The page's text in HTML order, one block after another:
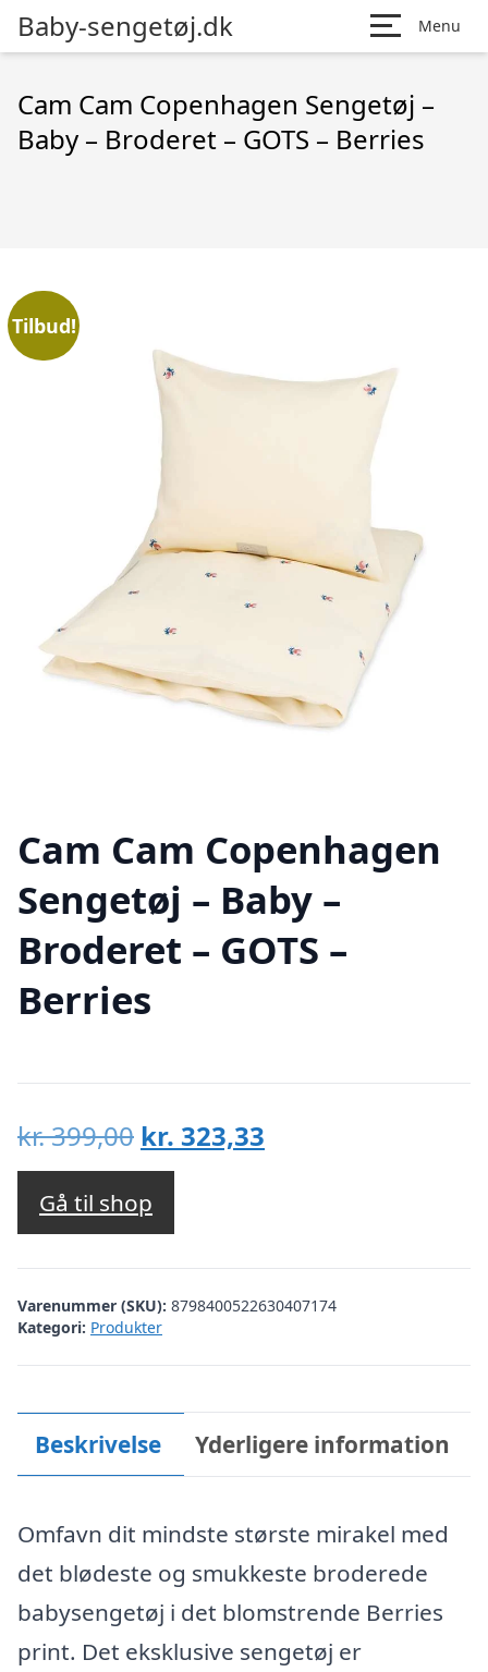
Baby-sengetøj.dk Menu
Cam Cam Copenhagen Sengetøj –
Baby – Broderet – GOTS – Berries
Tilbud!
Cam Cam Copenhagen
Sengetøj – Baby –
Broderet – GOTS –
Berries
kr.399,00 Den
oprindelige
pris
var:
kr. 399,00.
kr. 323,33
kr. 323,33.
Gå til shop
Varenummer (SKU): 8798400522630407174
Kategori: Produkter
Beskrivelse Yderligere information
Omfavn dit mindste største mirakel med
det blødeste og smukkeste broderede
babysengetøj i det blomstrende Berries
print. Det eksklusive sengetøj er